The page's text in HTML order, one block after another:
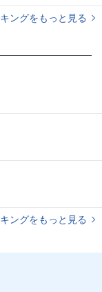
ングをもっと見る
ングをもっと見る